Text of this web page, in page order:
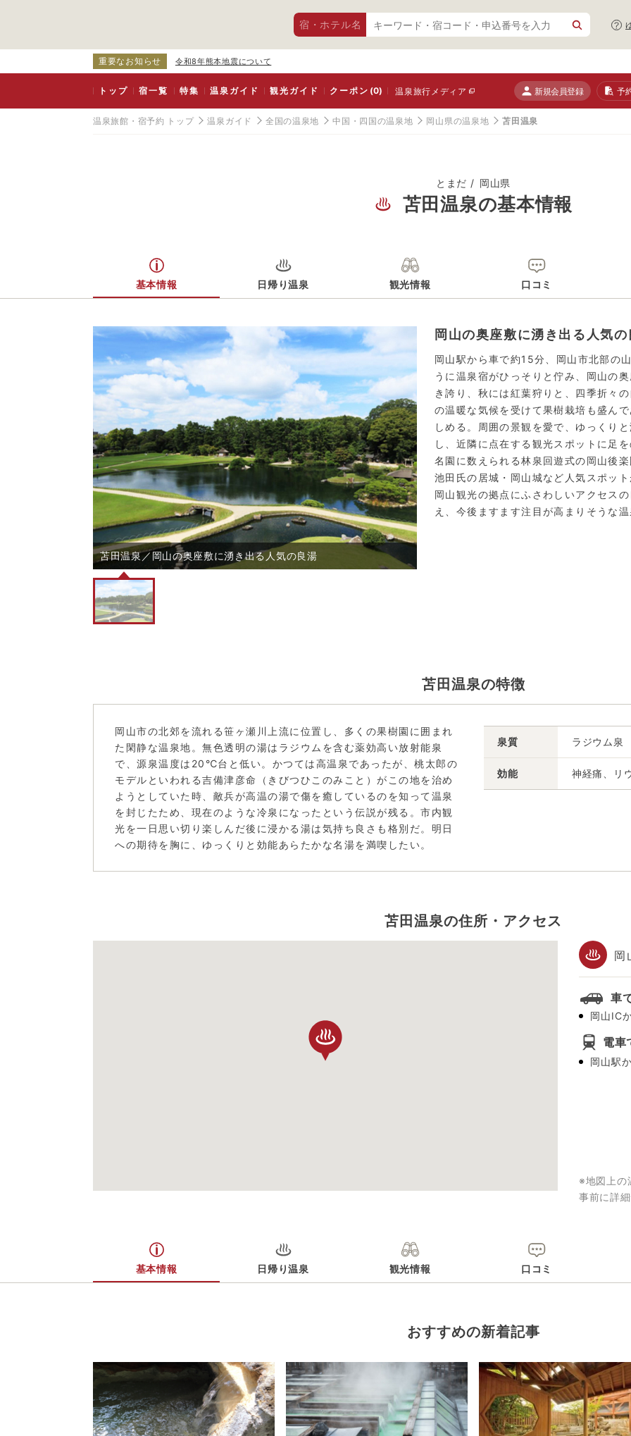
宿・ホテル名
重要なお知らせ 令和8年熊本地震について
トップ 宿一覧 特集 温泉ガイド 観光ガイド クーポン(0) 温泉旅行メディア 新規会員登録 予
温泉旅館・宿予約 トップ 温泉ガイド 全国の温泉地 中国・四国の温泉地 岡山県の温泉地 苫田温泉
とまだ 岡山県
苫田温泉の基本情報
基本情報 日帰り温泉 観光情報 口コミ
苫田温泉／岡山の奥座敷に湧き出る人気の良湯
岡山の奥座敷に湧き出る人気の
岡山駅から車で約15分、岡山市北部の
うに温泉宿がひっそりと佇み、岡山の
き誇り、秋には紅葉狩りと、四季折々
の温暖な気候を受けて果樹栽培も盛ん
しめる。周囲の景観を愛で、ゆっくり
し、近隣に点在する観光スポットに足
名園に数えられる林泉回遊式の岡山後
池田氏の居城・岡山城など人気スポッ
岡山観光の拠点にふさわしいアクセス
え、今後ますます注目が高まりそうな温
苫田温泉の特徴
岡山市の北郊を流れる笹ヶ瀬川上流に位置し、多くの果樹園に囲まれ
た閑静な温泉地。無色透明の湯はラジウムを含む薬効高い放射能泉
で、源泉温度は20℃台と低い。かつては高温泉であったが、桃太郎の
モデルといわれる吉備津彦命（きびつひこのみこと）がこの地を治め
ようとしていた時、敵兵が高温の湯で傷を癒しているのを知って温泉
を封じたため、現在のような冷泉になったという伝説が残る。市内観
光を一日思い切り楽しんだ後に浸かる湯は気持ち良さも格別だ。明日
への期待を胸に、ゆっくりと効能あらたかな名湯を満喫したい。
泉質 ラジウム泉
効能 神経痛、リ
苫田温泉の住所・アクセス
岡
車
岡山IC
電車
岡山駅
※地図上の
事前に詳
基本情報 日帰り温泉 観光情報 口コミ
おすすめの新着記事